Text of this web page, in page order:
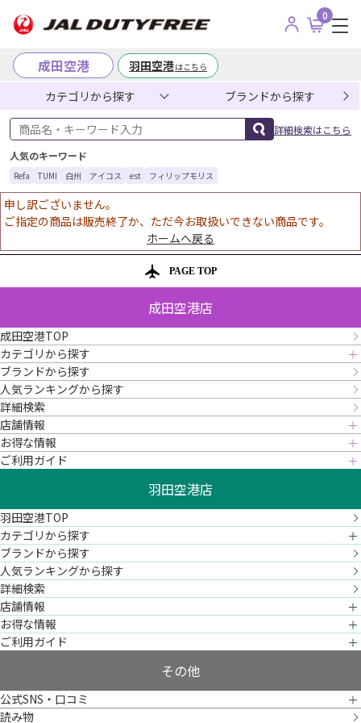
0
成田空港 羽田空港はこちら
カテゴリから探す ブランドから探す
商品名・キーワード入力
詳細検索はこちら
人気のキーワード
Refa TUMI 白州 アイコス est フィリップモリス
申し訳ございません。
ご指定の商品は販売終了か、ただ今お取扱いできない商品です。
ホームへ戻る
PAGE TOP
成田空港店
成田空港TOP
カテゴリから探す
ブランドから探す
人気ランキングから探す
詳細検索
店舗情報
お得な情報
ご利用ガイド
羽田空港店
羽田空港TOP
カテゴリから探す
ブランドから探す
人気ランキングから探す
詳細検索
店舗情報
お得な情報
ご利用ガイド
その他
公式SNS・口コミ
読み物